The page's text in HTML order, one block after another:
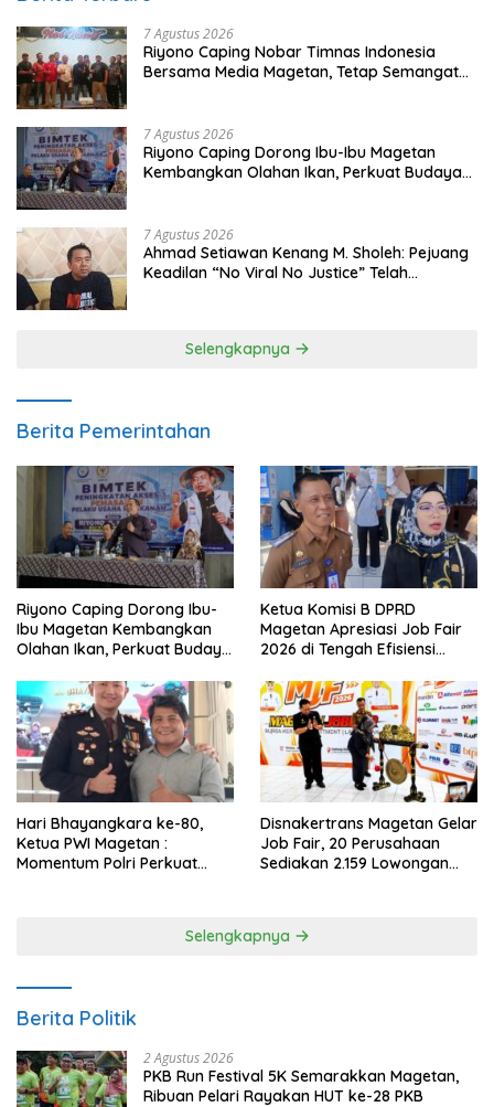
7 Agustus 2026
Riyono Caping Nobar Timnas Indonesia
Bersama Media Magetan, Tetap Semangat
7 Agustus 2026
Riyono Caping Dorong Ibu-Ibu Magetan
Kembangkan Olahan Ikan, Perkuat Budaya
7 Agustus 2026
Ahmad Setiawan Kenang M. Sholeh: Pejuang
Keadilan “No Viral No Justice” Telah
Selengkapnya
Berita Pemerintahan
Riyono Caping Dorong Ibu-
Ibu Magetan Kembangkan
Olahan Ikan, Perkuat Budaya
Ketua Komisi B DPRD
Magetan Apresiasi Job Fair
2026 di Tengah Efisiensi
Hari Bhayangkara ke-80,
Ketua PWI Magetan :
Momentum Polri Perkuat
Disnakertrans Magetan Gelar
Job Fair, 20 Perusahaan
Sediakan 2.159 Lowongan
Selengkapnya
Berita Politik
2 Agustus 2026
PKB Run Festival 5K Semarakkan Magetan,
Ribuan Pelari Rayakan HUT ke-28 PKB